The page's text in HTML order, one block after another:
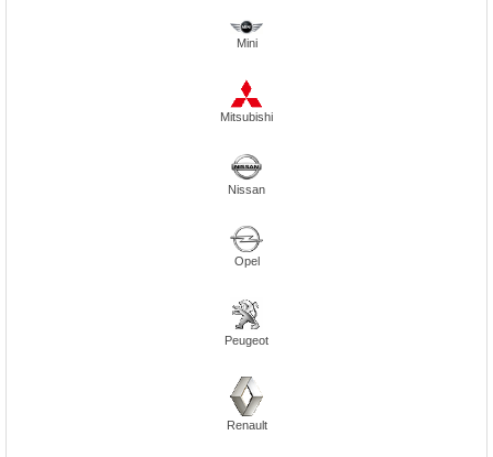
Mini
Mitsubishi
Nissan
Opel
Peugeot
Renault